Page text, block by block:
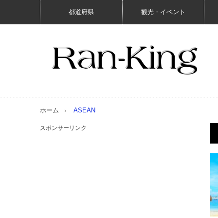
都道府県 観光・イベント
ホーム ASEAN
スポンサーリンク